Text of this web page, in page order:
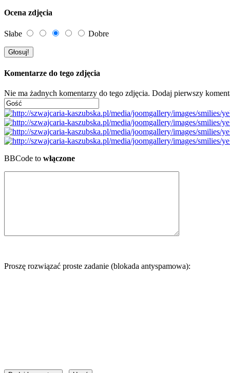
Ocena zdjęcia
Słabe Dobre
Komentarze do tego zdjęcia
Nie ma żadnych komentarzy do tego zdjęcia. Dodaj pierwszy
BBCode to włączone
Proszę rozwiązać proste zadanie (blokada antyspamowa):